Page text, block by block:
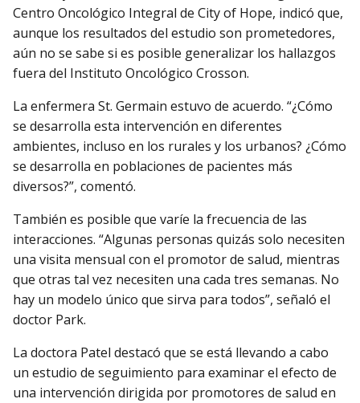
Centro Oncológico Integral de City of Hope, indicó que,
aunque los resultados del estudio son prometedores,
aún no se sabe si es posible generalizar los hallazgos
fuera del Instituto Oncológico Crosson.
La enfermera St. Germain estuvo de acuerdo. “¿Cómo
se desarrolla esta intervención en diferentes
ambientes, incluso en los rurales y los urbanos? ¿Cómo
se desarrolla en poblaciones de pacientes más
diversos?”, comentó.
También es posible que varíe la frecuencia de las
interacciones. “Algunas personas quizás solo necesiten
una visita mensual con el promotor de salud, mientras
que otras tal vez necesiten una cada tres semanas. No
hay un modelo único que sirva para todos”, señaló el
doctor Park.
La doctora Patel destacó que se está llevando a cabo
un estudio de seguimiento para examinar el efecto de
una intervención dirigida por promotores de salud en